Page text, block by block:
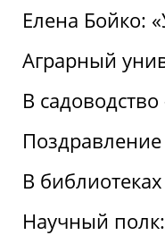
Елена Бойко:
Аграрный
В
В
Научный